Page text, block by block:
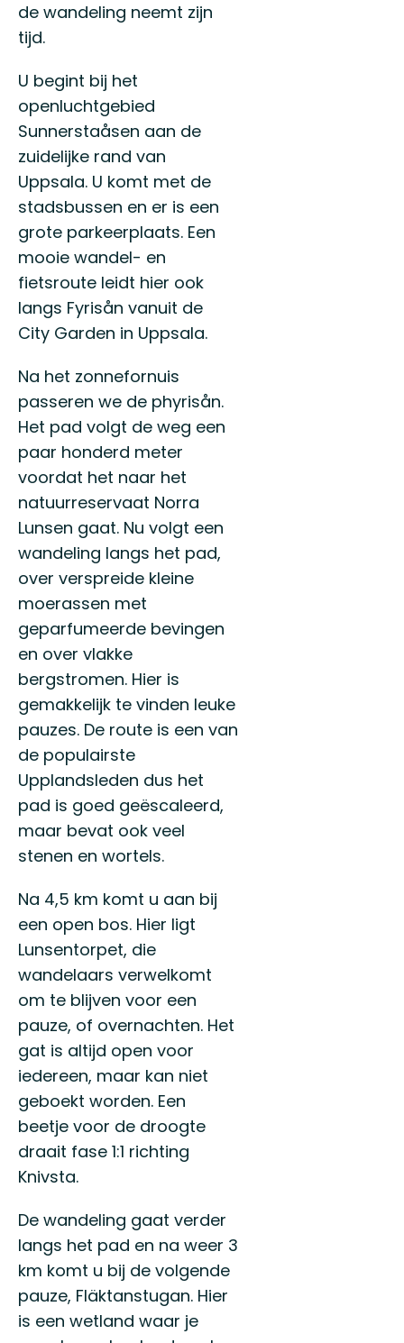
de wandeling neemt zijn
tijd.
U begint bij het
openluchtgebied
Sunnerstaåsen aan de
zuidelijke rand van
Uppsala. U komt met de
stadsbussen en er is een
grote parkeerplaats. Een
mooie wandel- en
fietsroute leidt hier ook
langs Fyrisån vanuit de
City Garden in Uppsala.
Na het zonnefornuis
passeren we de phyrisån.
Het pad volgt de weg een
paar honderd meter
voordat het naar het
natuurreservaat Norra
Lunsen gaat. Nu volgt een
wandeling langs het pad,
over verspreide kleine
moerassen met
geparfumeerde bevingen
en over vlakke
bergstromen. Hier is
gemakkelijk te vinden leuke
pauzes. De route is een van
de populairste
Upplandsleden dus het
pad is goed geëscaleerd,
maar bevat ook veel
stenen en wortels.
Na 4,5 km komt u aan bij
een open bos. Hier ligt
Lunsentorpet, die
wandelaars verwelkomt
om te blijven voor een
pauze, of overnachten. Het
gat is altijd open voor
iedereen, maar kan niet
geboekt worden. Een
beetje voor de droogte
draait fase 1:1 richting
Knivsta.
De wandeling gaat verder
langs het pad en na weer 3
km komt u bij de volgende
pauze, Fläktanstugan. Hier
is een wetland waar je